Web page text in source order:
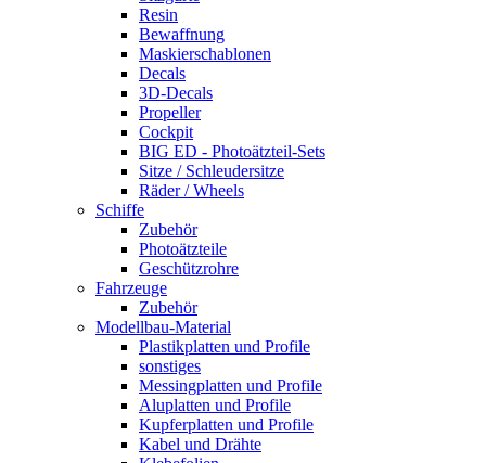
Resin
Bewaffnung
Maskierschablonen
Decals
3D-Decals
Propeller
Cockpit
BIG ED - Photoätzteil-Sets
Sitze / Schleudersitze
Räder / Wheels
Schiffe
Zubehör
Photoätzteile
Geschützrohre
Fahrzeuge
Zubehör
Modellbau-Material
Plastikplatten und Profile
sonstiges
Messingplatten und Profile
Aluplatten und Profile
Kupferplatten und Profile
Kabel und Drähte